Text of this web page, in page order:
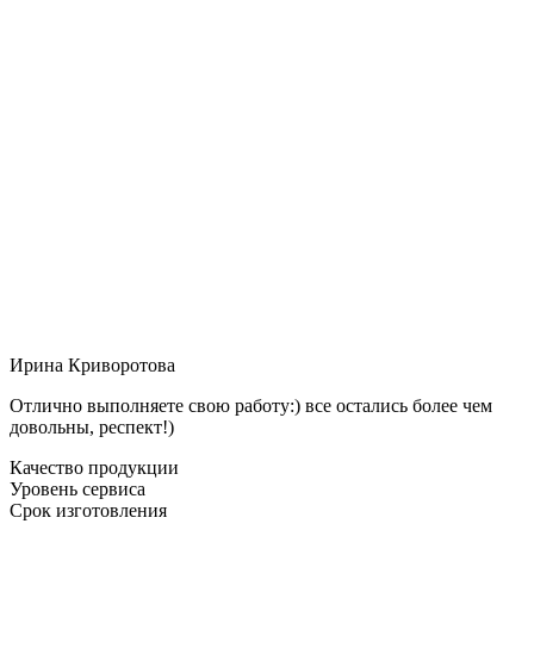
Ирина Криворотова
Отлично выполняете свою работу:) все остались более чем
довольны, респект!)
Качество продукции
Уровень сервиса
Срок изготовления